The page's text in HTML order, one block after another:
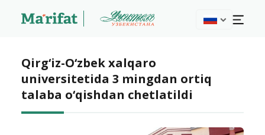
Qirg‘iz-O‘zbek xalqaro
universitetida 3 mingdan ortiq
talaba o‘qishdan chetlatildi